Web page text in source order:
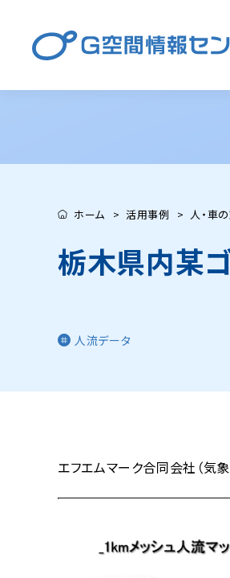
ホーム 活用事例 人・車
栃木県内某
人流データ
エフエムマーク合同会社（気